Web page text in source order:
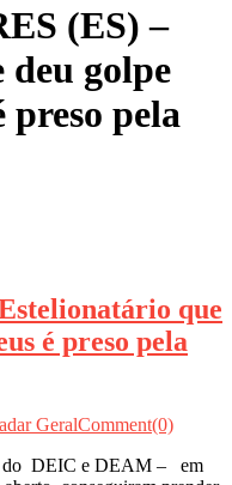
(ES) –
golpe
preso pela
que
é preso pela
GeralComment(0)
do DEIC e DEAM – em